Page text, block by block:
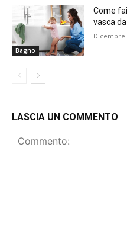
Bagno
Come
vasca
Dicembre
LASCIA UN COMMENTO